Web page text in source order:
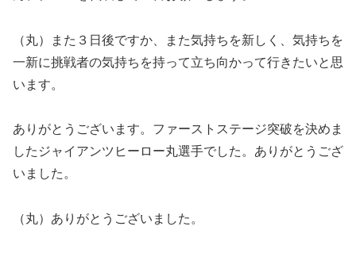
（丸）また３日後ですか、また気持ちを新しく、気持ちを
一新に挑戦者の気持ちを持って立ち向かって行きたいと思
います。
ありがとうございます。ファーストステージ突破を決めま
したジャイアンツヒーロー丸選手でした。ありがとうござ
いました。
（丸）ありがとうございました。